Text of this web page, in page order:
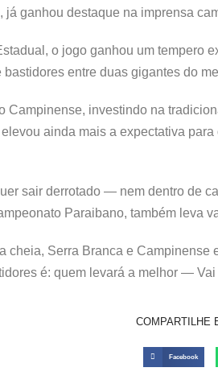
ganhou destaque na imprensa
o jogo ganhou um tempero
entre duas gigantes do
Campinense, investindo na
ainda mais a expectativa
sair derrotado — nem dentro de
Paraibano, também leva
cheia, Serra Branca e
é: quem levará a melhor —
COMPARTILHE
Facebook